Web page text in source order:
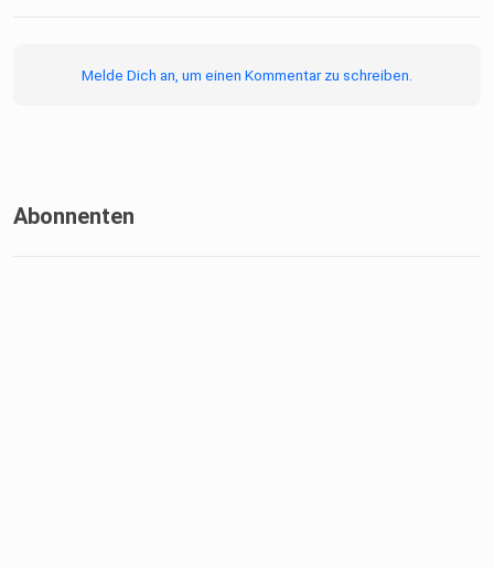
Melde Dich an, um einen Kommentar zu schreiben.
Abonnenten